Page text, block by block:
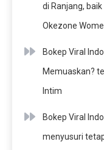
di Ranjang,
Okezone
Bokep Viral
Memuaskan?
Intim
Bokep Viral
menyusuri